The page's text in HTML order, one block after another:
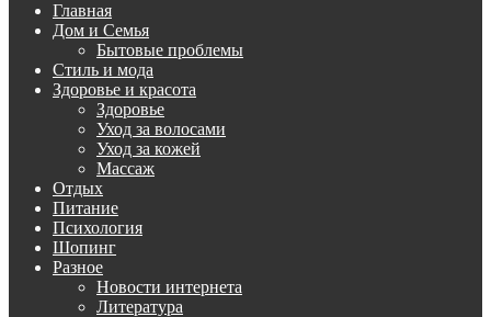
Главная
Дом и Семья
Бытовые проблемы
Стиль и мода
Здоровье и красота
Здоровье
Уход за волосами
Уход за кожей
Массаж
Отдых
Питание
Психология
Шопинг
Разное
Новости интернета
Литература